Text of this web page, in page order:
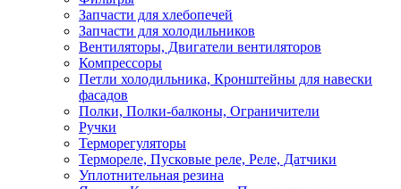
Запчасти для хлебопечей
Запчасти для холодильников
Вентиляторы, Двигатели вентиляторов
Компрессоры
Петли холодильника, Кронштейны для навески
фасадов
Полки, Полки-балконы, Ограничители
Ручки
Терморегуляторы
Термореле, Пусковые реле, Реле, Датчики
Уплотнительная резина